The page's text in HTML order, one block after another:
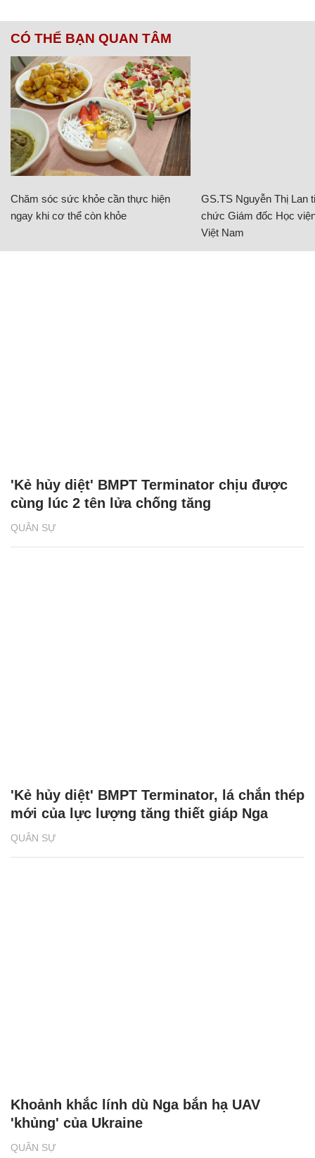
CÓ THỂ BẠN QUAN TÂM
Chăm sóc sức khỏe cần thực hiện
ngay khi cơ thể còn khỏe
GS.TS Nguyễn Thị Lan
chức Giám đốc Học
Việt Nam
QUÂN SỰ
'Kẻ hủy diệt' BMPT Terminator chịu được
cùng lúc 2 tên lửa chống tăng
QUÂN SỰ
'Kẻ hủy diệt' BMPT Terminator, lá chắn thép
mới của lực lượng tăng thiết giáp Nga
QUÂN SỰ
Khoảnh khắc lính dù Nga bắn hạ UAV
'khủng' của Ukraine